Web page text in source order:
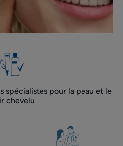
spécialistes pour la peau et le
chevelu